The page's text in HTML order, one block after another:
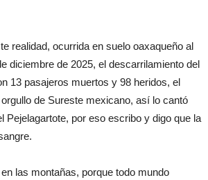
realidad, ocurrida en suelo oaxaqueño al
diciembre de 2025, el descarrilamiento del
13 pasajeros muertos y 98 heridos, el
de Sureste mexicano, así lo cantó
Pejelagartote, por eso escribo y digo que la
las montañas, porque todo mundo